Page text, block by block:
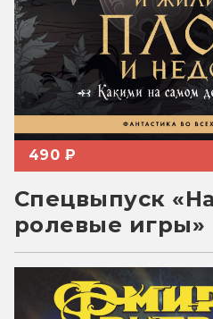
490 ₽
Спецвыпуск
ролевые игры»